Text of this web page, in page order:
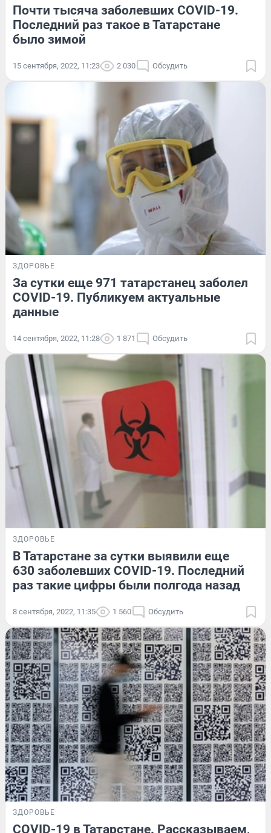
Почти тысяча заболевших COVID-19.
Последний раз такое в Татарстане
было зимой
15 сентября, 2022, 11:23 2 030 Обсудить
ЗДОРОВЬЕ
За сутки еще 971 татарстанец заболел
COVID-19. Публикуем актуальные
данные
14 сентября, 2022, 11:28 1 871 Обсудить
ЗДОРОВЬЕ
В Татарстане за сутки выявили еще
630 заболевших COVID-19. Последний
раз такие цифры были полгода назад
8 сентября, 2022, 11:35 1 560 Обсудить
ЗДОРОВЬЕ
COVID-19 в Татарстане. Рассказываем,